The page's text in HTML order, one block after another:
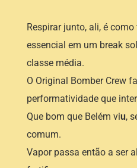
Respirar junto, ali, é
essencial em um break
classe média.
O Original Bomber Crew
performatividade que
Que bom que Belém viu,
comum.
Vapor passa então a ser